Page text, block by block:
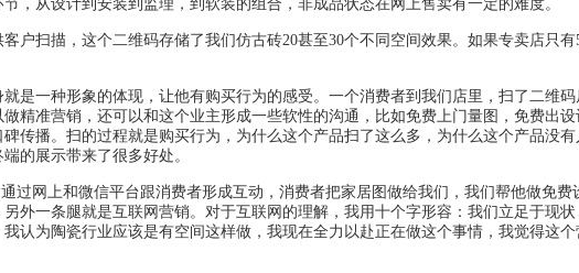
，从设计到安装到监理，到软装的组合，非成品状态在网上售卖有一定的难度。
扫描，这个二维码存储了我们仿古砖20甚至30个不同空间效果。如果专卖店只
一种形象的体现，让他有购买行为的感受。一个消费者到我们店里，扫了二维
精准营销，还可以和这个业主形成一些软性的沟通，比如免费上门量图，免费出
传播。扫的过程就是购买行为，为什么这个产品扫了这么多，为什么这个产品没
的展示带来了很多好处。
网上和微信平台跟消费者形成互动，消费者把家居图做给我们，我们帮他做免费
外一条腿就是互联网营销。对于互联网的理解，我用十个字形容：我们立足于现
认为陶瓷行业应该是有空间这样做，我现在全力以赴正在做这个事情，我觉得这